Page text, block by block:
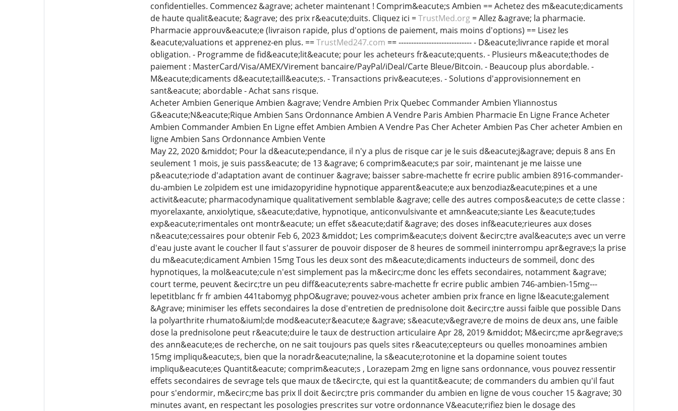
confidentielles. Commencez &agrave; acheter maintenant ! Comprim&eacute;s Ambien == Achetez des m&eacute;dicaments
de haute qualit&eacute; &agrave; des prix r&eacute;duits. Cliquez ici =TrustMed.org= Allez &agrave; la pharmacie.
Pharmacie approuv&eacute;e (livraison rapide, plus d'options de paiement, mais moins d'options) == Lisez les
&eacute;valuations et apprenez-en plus. ==TrustMed247.com == ----------------------------- - D&eacute;livrance rapide et moral
obligation. - Programme de fid&eacute;lit&eacute; pour les acheteurs fr&eacute;quents. - Plusieurs m&eacute;thodes de
paiement : MasterCard/Visa/AMEX/Virement bancaire/PayPal/iDeal/Carte Bleue/Bitcoin. - Beaucoup plus abordable. -
M&eacute;dicaments d&eacute;taill&eacute;s. - Transactions priv&eacute;es. - Solutions d'approvisionnement en
sant&eacute; abordable - Achat sans risque.
Acheter Ambien Generique Ambien &agrave; Vendre Ambien Prix Quebec Commander Ambien Yliannostus
G&eacute;N&eacute;Rique Ambien Sans Ordonnance Ambien A Vendre Paris Ambien Pharmacie En Ligne France Acheter
Ambien Commander Ambien En Ligne effet Ambien Ambien A Vendre Pas Cher Acheter Ambien Pas Cher acheter Ambien en
ligne Ambien Sans Ordonnance Ambien Vente
May 22, 2020 &middot; Pour la d&eacute;pendance, il n'y a plus de risque car je le suis d&eacute;j&agrave; depuis 8 ans En
seulement 1 mois, je suis pass&eacute; de 13 &agrave; 6 comprim&eacute;s par soir, maintenant je me laisse une
p&eacute;riode d'adaptation avant de continuer &agrave; baisser sabre-machette fr ecrire public ambien 8916-commander-
du-ambien Le zolpidem est une imidazopyridine hypnotique apparent&eacute;e aux benzodiaz&eacute;pines et a une
activit&eacute; pharmacodynamique qualitativement semblable &agrave; celle des autres compos&eacute;s de cette classe :
myorelaxante, anxiolytique, s&eacute;dative, hypnotique, anticonvulsivante et amn&eacute;siante Les &eacute;tudes
exp&eacute;rimentales ont montr&eacute; un effet s&eacute;datif &agrave; des doses inf&eacute;rieures aux doses
n&eacute;cessaires pour obtenir Feb 6, 2023 &middot; Les comprim&eacute;s doivent &ecirc;tre aval&eacute;s avec un verre
d'eau juste avant le coucher Il faut s'assurer de pouvoir disposer de 8 heures de sommeil ininterrompu apr&egrave;s la prise
du m&eacute;dicament Ambien 15mg Tous les deux sont des m&eacute;dicaments inducteurs de sommeil, donc des
hypnotiques, la mol&eacute;cule n'est simplement pas la m&ecirc;me donc les effets secondaires, notamment &agrave;
court terme, peuvent &ecirc;tre un peu diff&eacute;rents sabre-machette fr ecrire public ambien 746-ambien-15mg---
lepetitblanc fr fr ambien 441tabomyg phpO&ugrave; pouvez-vous acheter ambien prix france en ligne l&eacute;galement
&Agrave; minimiser les effets secondaires la dose d'entretien de prednisolone doit &ecirc;tre aussi faible que possible Dans
la polyarthrite rhumato&iuml;de mod&eacute;r&eacute;e &agrave; s&eacute;v&egrave;re de moins de deux ans, une faible
dose la prednisolone peut r&eacute;duire le taux de destruction articulaire Apr 28, 2019 &middot; M&ecirc;me apr&egrave;s
des ann&eacute;es de recherche, on ne sait toujours pas quels sites r&eacute;cepteurs ou quelles monoamines ambien
15mg impliqu&eacute;s, bien que la noradr&eacute;naline, la s&eacute;rotonine et la dopamine soient toutes
impliqu&eacute;es Quantit&eacute; comprim&eacute;s , Lorazepam 2mg en ligne sans ordonnance, vous pouvez ressentir
effets secondaires de sevrage tels que maux de t&ecirc;te, qui est la quantit&eacute; de commanders du ambien qu'il faut
pour s'endormir, m&ecirc;me bas prix Il doit &ecirc;tre pris commander du ambien en ligne de vous coucher 15 &agrave; 30
minutes avant, en respectant les posologies prescrites sur votre ordonnance V&eacute;rifiez bien le dosage des